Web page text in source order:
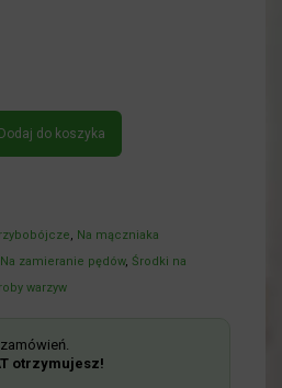
Dodaj do koszyka
, Na mączniaka
Na zamieranie pędów, Środki na
warzyw
otrzymujesz!